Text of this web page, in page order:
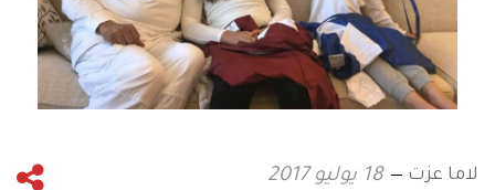
لاما عزت 18 يوليو 2017